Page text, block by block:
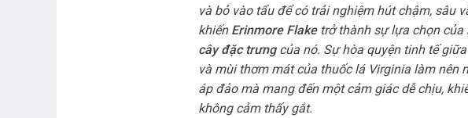
và bỏ vào tẩu để có trải nghiệm hút chậm, sâu
khiến Erinmore Flaketrở thành sự lựa chọn của
cây đặc trưngcủa nó. Sự hòa quyện tinh tế
và mùi thơm mát của thuốc lá Virginia làm nên
áp đảo mà mang đến một cảm giác dễ chịu,
không cảm thấy gắt.